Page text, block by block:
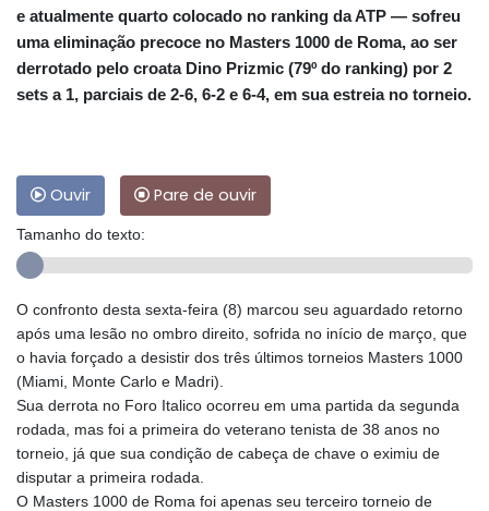
e atualmente quarto colocado no ranking da ATP — sofreu
uma eliminação precoce no Masters 1000 de Roma, ao ser
derrotado pelo croata Dino Prizmic (79º do ranking) por 2
sets a 1, parciais de 2-6, 6-2 e 6-4, em sua estreia no torneio.
Ouvir Pare de ouvir
Tamanho do texto:
O confronto desta sexta-feira (8) marcou seu aguardado retorno
após uma lesão no ombro direito, sofrida no início de março, que
o havia forçado a desistir dos três últimos torneios Masters 1000
(Miami, Monte Carlo e Madri).
Sua derrota no Foro Italico ocorreu em uma partida da segunda
rodada, mas foi a primeira do veterano tenista de 38 anos no
torneio, já que sua condição de cabeça de chave o eximiu de
disputar a primeira rodada.
O Masters 1000 de Roma foi apenas seu terceiro torneio de